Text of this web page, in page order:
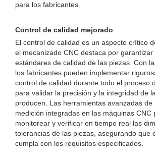
para los fabricantes.
Control de calidad mejorado
El control de calidad es un aspecto crítico
el mecanizado CNC destaca por
estándares de calidad de las piezas. Con
los fabricantes pueden implementar
control de calidad durante todo el proceso
para validar la precisión y la integridad de
producen. Las herramientas avanzadas de
medición integradas en las máquinas CNC
monitorear y verificar en tiempo real las
tolerancias de las piezas, asegurando que
cumpla con los requisitos especificados.